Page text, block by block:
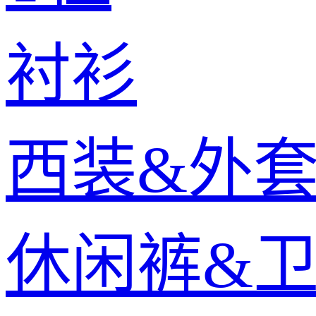
衬衫
西装&外
休闲裤&